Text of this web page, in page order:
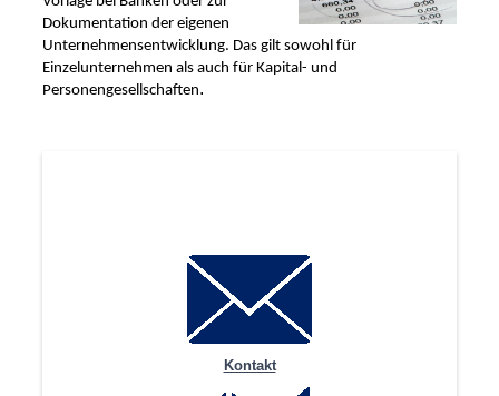
Dokumentation der eigenen
Unternehmensentwicklung. Das gilt sowohl für
Einzelunternehmen als auch für Kapital- und
Personengesellschaften.
Kontakt